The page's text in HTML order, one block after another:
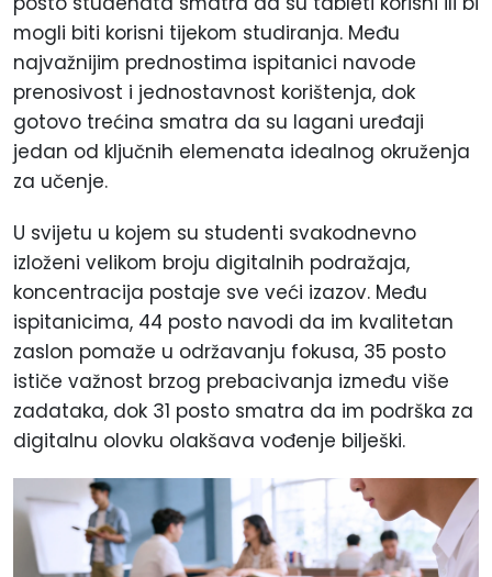
mogli biti korisni tijekom studiranja. Među
najvažnijim prednostima ispitanici navode
prenosivost i jednostavnost korištenja, dok
gotovo trećina smatra da su lagani uređaji
jedan od ključnih elemenata idealnog okruženja
za učenje.
U svijetu u kojem su studenti svakodnevno
izloženi velikom broju digitalnih podražaja,
koncentracija postaje sve veći izazov. Među
ispitanicima, 44 posto navodi da im kvalitetan
zaslon pomaže u održavanju fokusa, 35 posto
ističe važnost brzog prebacivanja između više
zadataka, dok 31 posto smatra da im podrška za
digitalnu olovku olakšava vođenje bilješki.